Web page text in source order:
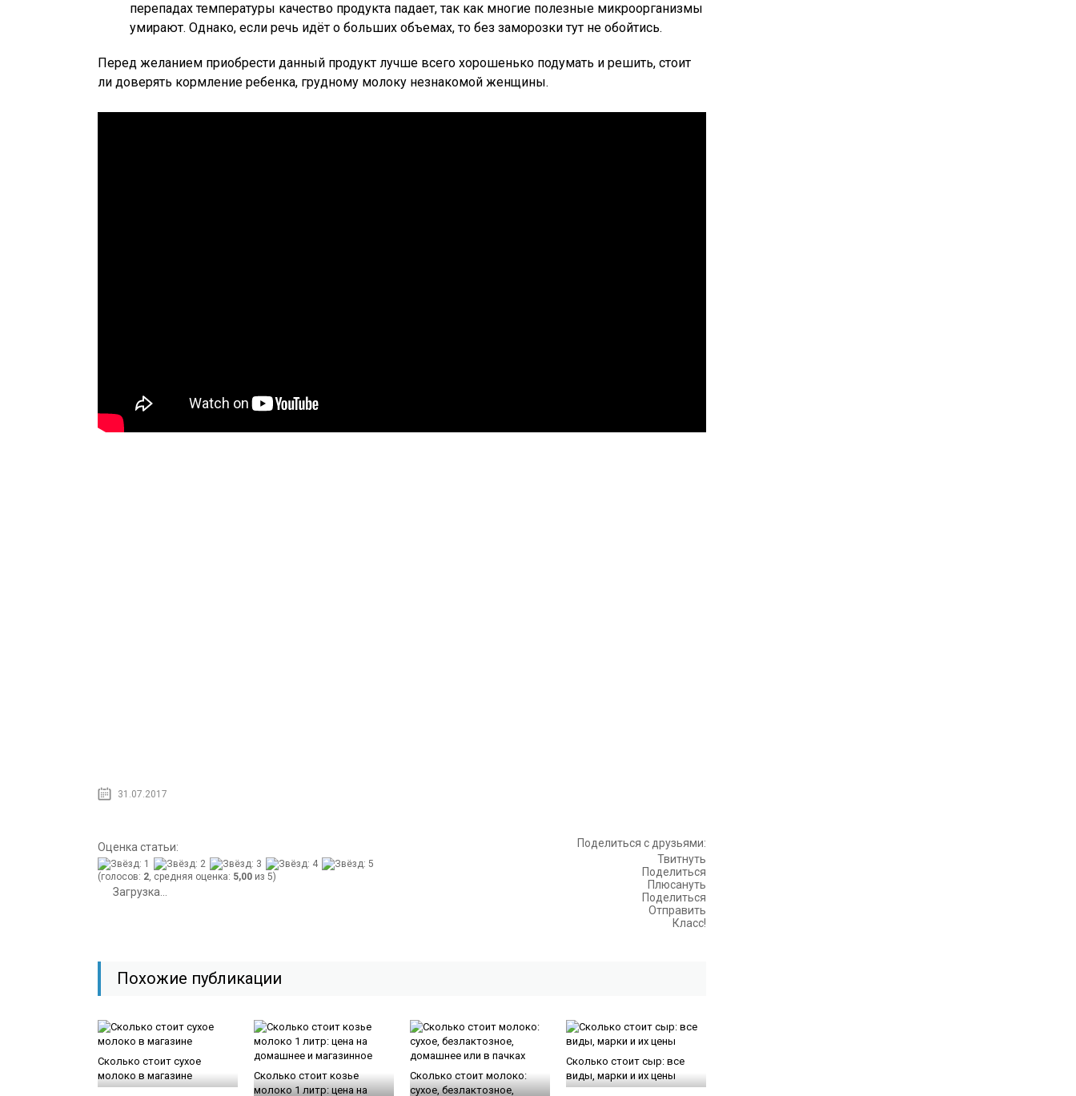
перепадах температуры качество продукта падает, так как многие полезные микроорганизмы
умирают. Однако, если речь идёт о больших объемах, то без заморозки тут не обойтись.
Перед желанием приобрести данный продукт лучше всего хорошенько подумать и решить, стоит
ли доверять кормление ребенка, грудному молоку незнакомой женщины.
31.07.2017
Оценка статьи:
(голосов: 2, средняя оценка: 5,00 из 5)
Загрузка...
Поделиться с друзьями:
Твитнуть
Поделиться
Плюсануть
Поделиться
Отправить
Класс!
Похожие публикации
Сколько стоит сухое
молоко в магазине
Сколько стоит козье
молоко 1 литр: цена на
Сколько стоит молоко:
сухое, безлактозное,
Сколько стоит сыр: все
виды, марки и их цены